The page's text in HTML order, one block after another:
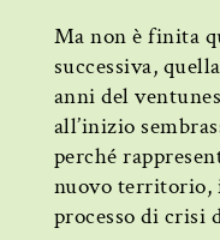
Ma non è finita
successiva,
anni del
all’inizio
perché
nuovo territorio,
processo di crisi